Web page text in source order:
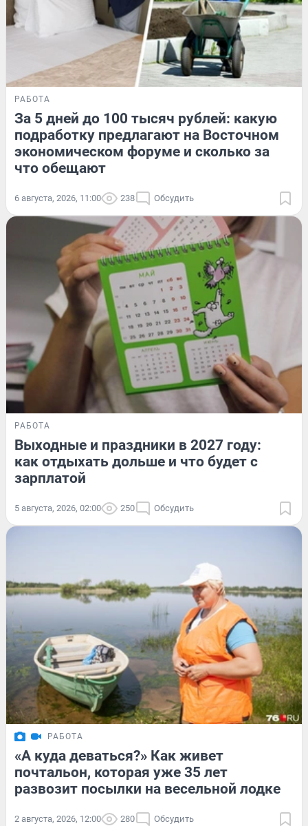
РАБОТА
За 5 дней до 100 тысяч рублей: какую
подработку предлагают на Восточном
экономическом форуме и сколько за
что обещают
6 августа, 2026, 11:00 238 Обсудить
РАБОТА
Выходные и праздники в 2027 году:
как отдыхать дольше и что будет с
зарплатой
5 августа, 2026, 02:00 250 Обсудить
РАБОТА
«А куда деваться?» Как живет
почтальон, которая уже 35 лет
развозит посылки на весельной лодке
2 августа, 2026, 12:00 280 Обсудить